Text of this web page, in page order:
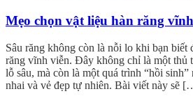
Mẹo chọn vật liệu hàn răng
Sâu răng không còn là nỗi lo khi bạn biết
răng vĩnh viễn. Đây không chỉ là một thủ
lỗ sâu, mà còn là một quá trình “hồi
nhai và vẻ đẹp tự nhiên. Bài viết này sẽ